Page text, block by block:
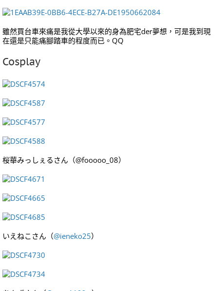
雖然買台車來痛是我從大學以來的身為肥宅der夢想，可是我到現
在還是只能痛腳踏車的程度而已。QQ
Cosplay
桜華みっしぇるさん（@fooooo_08）
いえねこさん（@ieneko25）